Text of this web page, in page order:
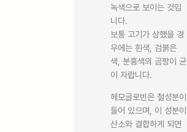
녹색으로 보이는 것입
니다.
보통 고기가 상했을 경
우에는 흰색, 검붉은
색, 분홍색의 곰팡이 균
이 자랍니다.
헤모글로빈은 철성분이
들어 있으며, 이 성분이
산소와 결합하게 되면